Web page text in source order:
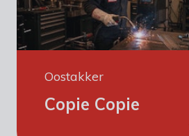
Oostakker
Copie Copie